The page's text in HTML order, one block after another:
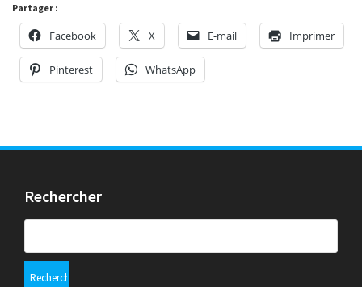
Partager :
Facebook X E-mail Imprimer
Pinterest WhatsApp
Rechercher